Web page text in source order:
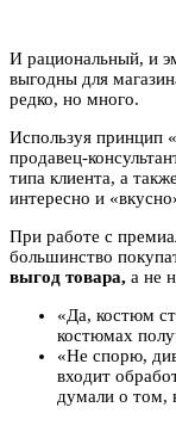
И рациональный, и
выгодны для
редко, но много.
Используя принцип
продавец-
типа клиента, а
интересно и
При работе с
большинство
выгод товара, а не
«Да, костюм
костюмах
«Не спорю,
входит
думали о том,